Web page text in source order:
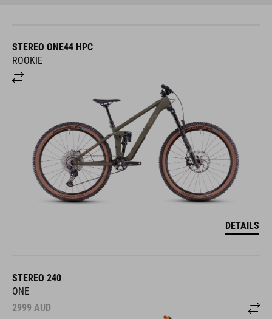
STEREO ONE44 HPC
ROOKIE
DETAILS
STEREO 240
ONE
2999 AUD